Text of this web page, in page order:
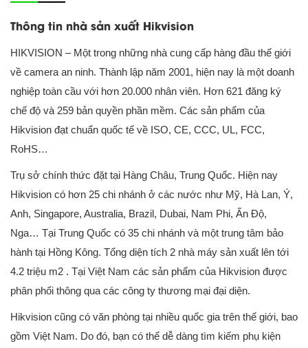
Thông tin nhà sản xuất Hikvision
HIKVISION – Một trong những nhà cung cấp hàng đầu thế giới
về camera an ninh. Thành lập năm 2001, hiện nay là một doanh
nghiệp toàn cầu với hơn 20.000 nhân viên. Hơn 621 đăng ký
chế độ và 259 bản quyền phần mềm. Các sản phẩm của
Hikvision đạt chuẩn quốc tế về ISO, CE, CCC, UL, FCC,
RoHS…
Trụ sở chính thức đặt tại Hàng Châu, Trung Quốc. Hiện nay
Hikvision có hơn 25 chi nhánh ở các nước như Mỹ, Hà Lan, Ý,
Anh, Singapore, Australia, Brazil, Dubai, Nam Phi, Ấn Độ,
Nga… Tại Trung Quốc có 35 chi nhánh và một trung tâm bảo
hành tại Hồng Kông. Tổng diện tích 2 nhà máy sản xuất lên tới
4.2 triệu m2 . Tại Việt Nam các sản phẩm của Hikvision được
phân phối thông qua các công ty thương mại đại diện.
Hikvision cũng có văn phòng tại nhiều quốc gia trên thế giới, bao
gồm Việt Nam. Do đó, bạn có thể dễ dàng tìm kiếm phụ kiện